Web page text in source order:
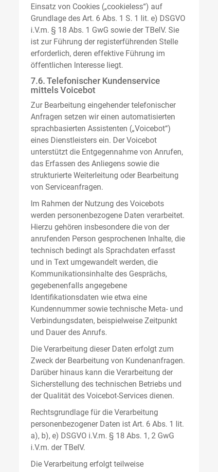
Einsatz von Cookies („cookieless“) auf
Grundlage des Art. 6 Abs. 1 S. 1 lit. e) DSGVO
i.V.m. § 18 Abs. 1 GwG sowie der TBelV. Sie
ist zur Führung der registerführenden Stelle
erforderlich, deren effektive Führung im
öffentlichen Interesse liegt.
7.6. Telefonischer Kundenservice
mittels Voicebot
Zur Bearbeitung eingehender telefonischer
Anfragen setzen wir einen automatisierten
sprachbasierten Assistenten („Voicebot“)
eines Dienstleisters ein. Der Voicebot
unterstützt die Entgegennahme von Anrufen,
das Erfassen des Anliegens sowie die
strukturierte Weiterleitung oder Bearbeitung
von Serviceanfragen.
Im Rahmen der Nutzung des Voicebots
werden personenbezogene Daten verarbeitet.
Hierzu gehören insbesondere die von der
anrufenden Person gesprochenen Inhalte, die
technisch bedingt als Sprachdaten erfasst
und in Text umgewandelt werden, die
Kommunikationsinhalte des Gesprächs,
gegebenenfalls angegebene
Identifikationsdaten wie etwa eine
Kundennummer sowie technische Meta- und
Verbindungsdaten, beispielweise Zeitpunkt
und Dauer des Anrufs.
Die Verarbeitung dieser Daten erfolgt zum
Zweck der Bearbeitung von Kundenanfragen.
Darüber hinaus kann die Verarbeitung der
Sicherstellung des technischen Betriebs und
der Qualität des Voicebot-Services dienen.
Rechtsgrundlage für die Verarbeitung
personenbezogener Daten ist Art. 6 Abs. 1 lit.
a), b), e) DSGVO i.V.m. § 18 Abs. 1, 2 GwG
i.V.m. der TBelV.
Die Verarbeitung erfolgt teilweise